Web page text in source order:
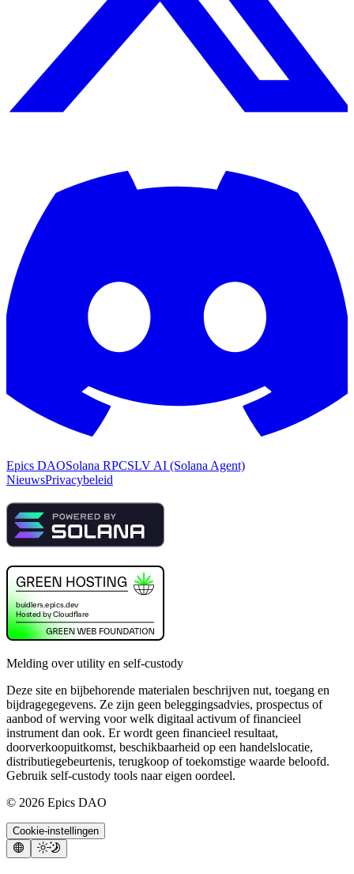
Epics DAOSolana RPCSLV AI (Solana Agent)
NieuwsPrivacybeleid
Melding over utility en self-custody
Deze site en bijbehorende materialen beschrijven nut, toegang en
bijdragegegevens. Ze zijn geen beleggingsadvies, prospectus of
aanbod of werving voor welk digitaal activum of financieel
instrument dan ook. Er wordt geen financieel resultaat,
doorverkoopuitkomst, beschikbaarheid op een handelslocatie,
distributiegebeurtenis, terugkoop of toekomstige waarde beloofd.
Gebruik self-custody tools naar eigen oordeel.
© 2026 Epics DAO
Cookie-instellingen